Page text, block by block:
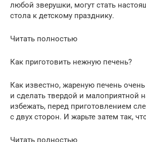
любой зверушки, могут стать
стола к детскому празднику.
Читать полностью
Как приготовить нежную печень?
Как известно, жареную печень
и сделать твердой и малоприятной
избежать, перед приготовлением
с двух сторон. И жарьте затем так,
Читать полностью